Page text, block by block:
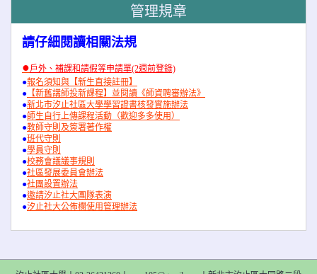
管理規章
請仔細閱讀相關法規
●戶外、補課和請假等申請單(2週前登錄)
●報名須知與【新生直接註冊】
● 【新舊講師投新課程】並閱讀《師資聘審辦法》
●新北市汐止社區大學學習證書核發實施辦法
●師生自行上傳課程活動（歡迎多多使用）
●教師守則及簽署著作權
●班代守則
●學員守則
●校務會議議事規則
●社區發展委員會辦法
●社團設置辦法
●邀請汐止社大團隊表演
●汐止社大公佈欄使用管理辦法